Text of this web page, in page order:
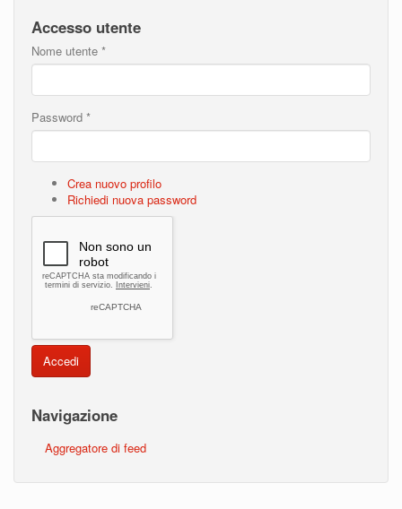
Accesso utente
Nome utente *
Password *
Crea nuovo profilo
Richiedi nuova password
Accedi
Navigazione
Aggregatore di feed